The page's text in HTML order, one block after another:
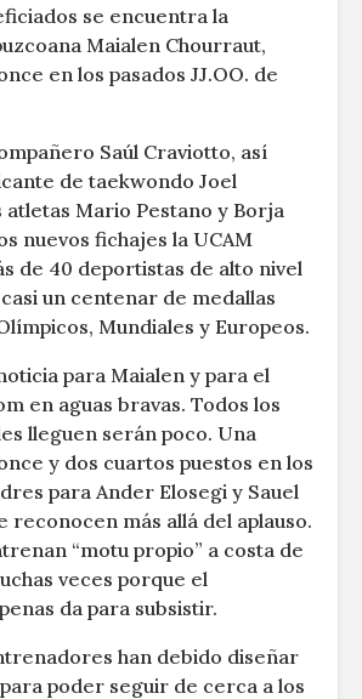
se encuentra la
Maialen Chourraut,
en los pasados JJ.OO. de
Saúl Craviotto, así
de taekwondo Joel
atletas Mario Pestano y Borja
nuevos fichajes la UCAM
de 40 deportistas de alto nivel
un centenar de medallas
Mundiales y Europeos.
para Maialen y para el
en aguas bravas. Todos los
lleguen serán poco. Una
y dos cuartos puestos en los
para Ander Elosegi y Sauel
reconocen más allá del aplauso.
“motu propio” a costa de
veces porque el
da para subsistir.
han debido diseñar
poder seguir de cerca a los